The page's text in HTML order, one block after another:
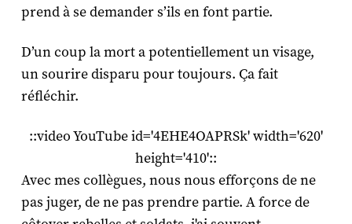
prend à se demander s’ils en font partie.
D’un coup la mort a potentiellement un visage,
un sourire disparu pour toujours. Ça fait
réfléchir.
::video YouTube id='4EHE4OAPRSk' width='620'
height='410'::
Avec mes collègues, nous nous efforçons de ne
pas juger, de ne pas prendre partie. A force de